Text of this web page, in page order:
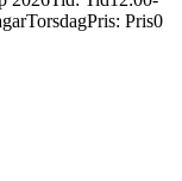
TorsdagPris: Pris0